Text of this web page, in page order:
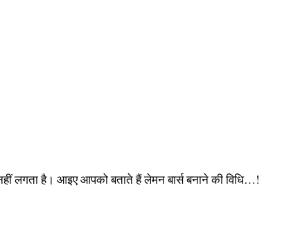
लगता है। आइए आपको बताते हैं लेमन बार्स बनाने की विधि…!